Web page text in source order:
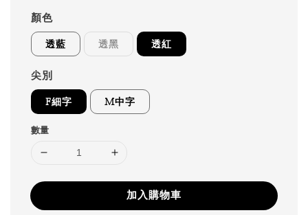
顏色
透藍 透黑 透紅
尖別
F細字 M中字
數量
加入購物車